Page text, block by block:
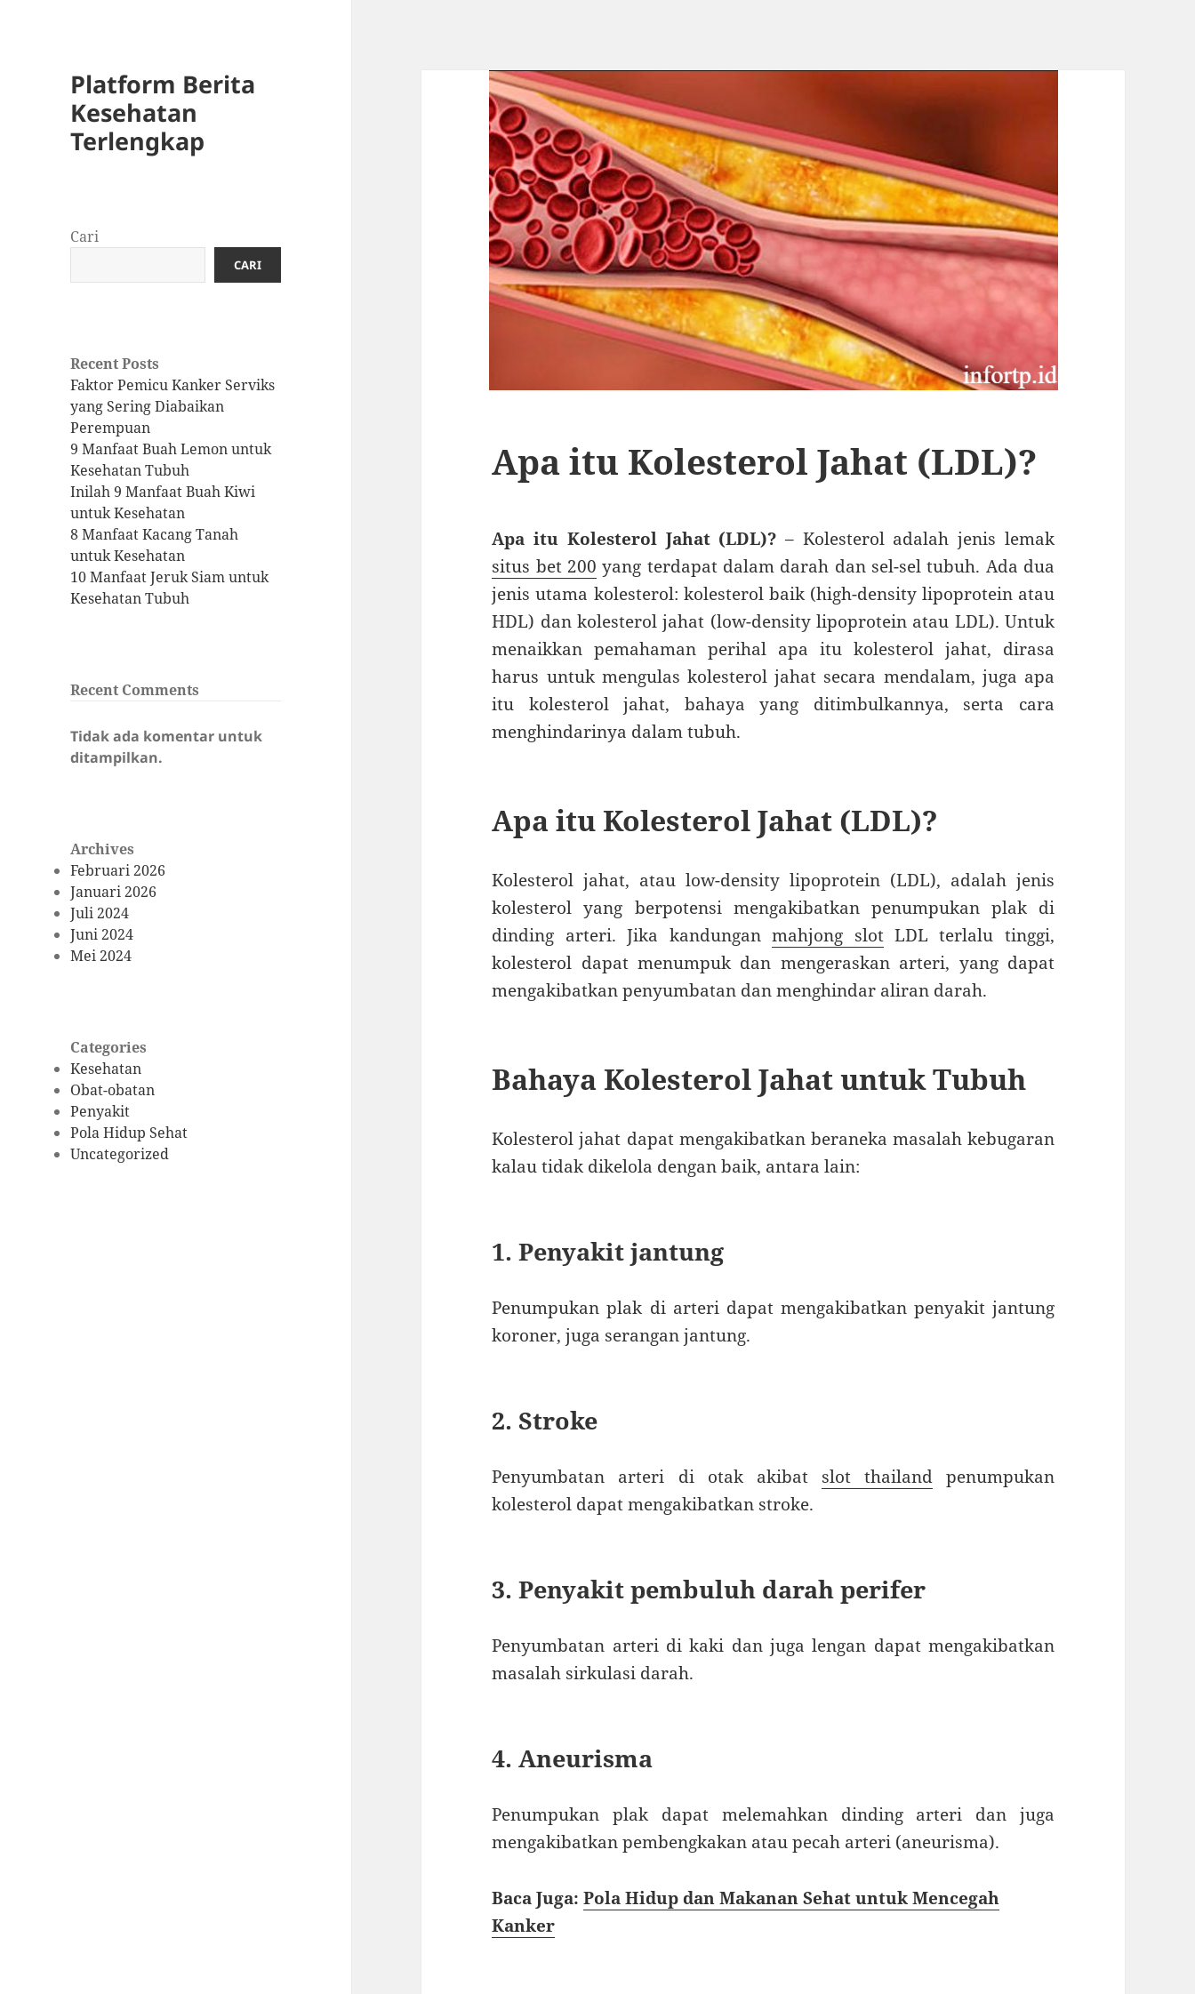
Platform Berita
Kesehatan
Terlengkap
Cari
CARI
Recent Posts
Faktor Pemicu Kanker Serviks
yang Sering Diabaikan
Perempuan
9 Manfaat Buah Lemon untuk
Kesehatan Tubuh
Inilah 9 Manfaat Buah Kiwi
untuk Kesehatan
8 Manfaat Kacang Tanah
untuk Kesehatan
10 Manfaat Jeruk Siam untuk
Kesehatan Tubuh
Recent Comments
Tidak ada komentar untuk
ditampilkan.
Archives
Februari 2026
Januari 2026
Juli 2024
Juni 2024
Mei 2024
Categories
Kesehatan
Obat-obatan
Penyakit
Pola Hidup Sehat
Uncategorized
Apa itu Kolesterol Jahat (LDL)?
Apa itu Kolesterol Jahat (LDL)? – Kolesterol adalah jenis lemak
situs bet 200 yang terdapat dalam darah dan sel-sel tubuh. Ada dua
jenis utama kolesterol: kolesterol baik (high-density lipoprotein atau
HDL) dan kolesterol jahat (low-density lipoprotein atau LDL). Untuk
menaikkan pemahaman perihal apa itu kolesterol jahat, dirasa
harus untuk mengulas kolesterol jahat secara mendalam, juga apa
itu kolesterol jahat, bahaya yang ditimbulkannya, serta cara
menghindarinya dalam tubuh.
Apa itu Kolesterol Jahat (LDL)?
Kolesterol jahat, atau low-density lipoprotein (LDL), adalah jenis
kolesterol yang berpotensi mengakibatkan penumpukan plak di
dinding arteri. Jika kandunganmahjong slotLDL terlalu tinggi,
kolesterol dapat menumpuk dan mengeraskan arteri, yang dapat
mengakibatkan penyumbatan dan menghindar aliran darah.
Bahaya Kolesterol Jahat untuk Tubuh
Kolesterol jahat dapat mengakibatkan beraneka masalah kebugaran
kalau tidak dikelola dengan baik, antara lain:
1. Penyakit jantung
Penumpukan plak di arteri dapat mengakibatkan penyakit jantung
koroner, juga serangan jantung.
2. Stroke
Penyumbatan arteri di otak akibat slot thailandpenumpukan
kolesterol dapat mengakibatkan stroke.
3. Penyakit pembuluh darah perifer
Penyumbatan arteri di kaki dan juga lengan dapat mengakibatkan
masalah sirkulasi darah.
4. Aneurisma
Penumpukan plak dapat melemahkan dinding arteri dan juga
mengakibatkan pembengkakan atau pecah arteri (aneurisma).
Baca Juga:Pola Hidup dan Makanan Sehat untuk Mencegah
Kanker